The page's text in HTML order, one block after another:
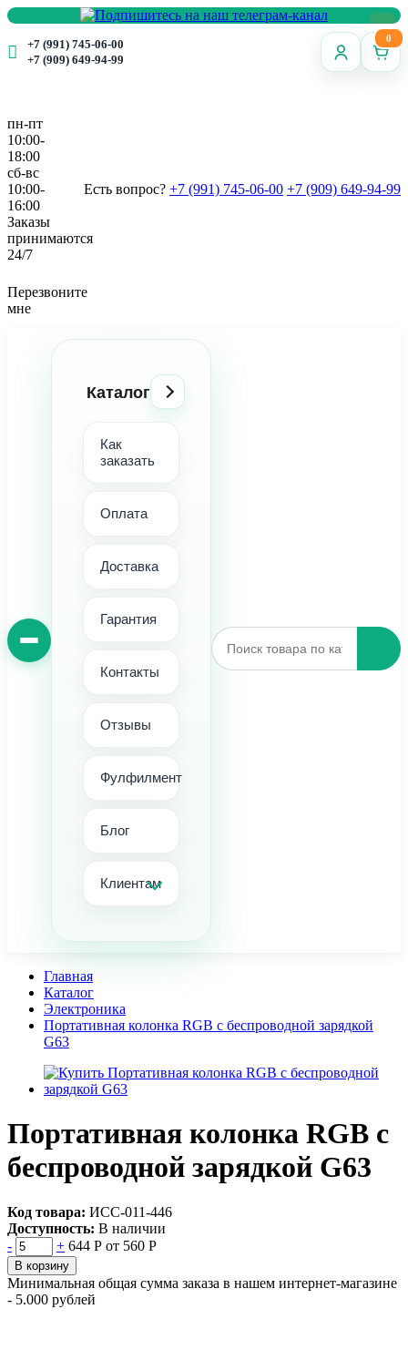
+7 (991) 745-06-00
+7 (909) 649-94-99
0
пн-пт
10:00-
18:00
сб-вс
10:00-
16:00
Заказы
принимаются
24/7
Есть вопрос? +7 (991) 745-06-00 +7 (909) 649-94-99
Перезвоните
мне
Каталог
Как
заказать
Оплата
Доставка
Гарантия
Контакты
Отзывы
Фулфилмент
Блог
Клиентам
Главная
Каталог
Электроника
Портативная колонка RGB с беспроводной зарядкой
G63
Портативная колонка RGB с
беспроводной зарядкой G63
Код товара: ИСС-011-446
Доступность: В наличии
-
+ 644 Р от 560 Р
В корзину
Минимальная общая сумма заказа в нашем интернет-магазине
- 5.000 рублей